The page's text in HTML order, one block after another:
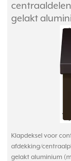
gelakt
Klapdeksel voor
afdekking/
gelakt aluminium